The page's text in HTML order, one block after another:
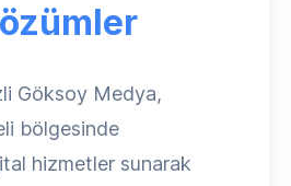
Göksoy Medya,
bölgesinde
hizmetler sunarak